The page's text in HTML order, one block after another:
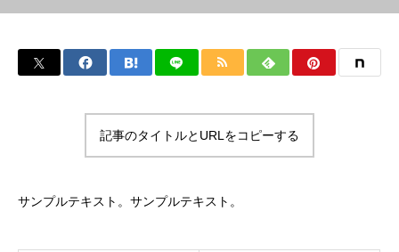
記事のタイトルとURLをコピーする
サンプルテキスト。サンプルテキスト。